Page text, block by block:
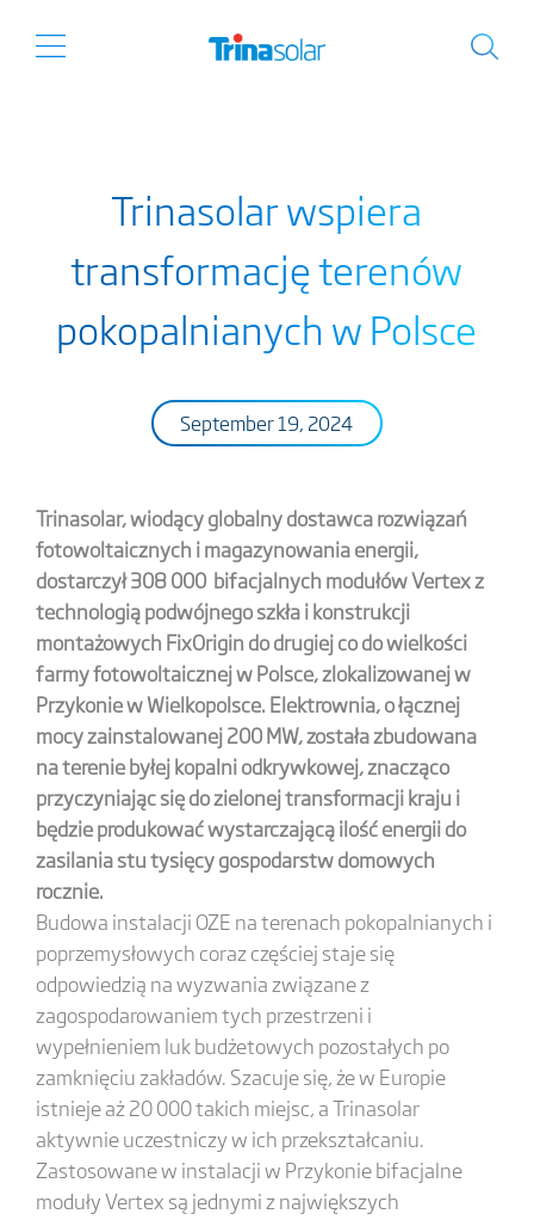
Trinasolar wspiera
transformację terenów
pokopalnianych w Polsce
September 19, 2024
Trinasolar, wiodący globalny dostawca rozwiązań
fotowoltaicznych i magazynowania energii,
dostarczył 308 000 bifacjalnych modułów Vertex z
technologią podwójnego szkła i konstrukcji
montażowych FixOrigin do drugiej co do wielkości
farmy fotowoltaicznej w Polsce, zlokalizowanej w
Przykonie w Wielkopolsce. Elektrownia, o łącznej
mocy zainstalowanej 200 MW, została zbudowana
na terenie byłej kopalni odkrywkowej, znacząco
przyczyniając się do zielonej transformacji kraju i
będzie produkować wystarczającą ilość energii do
zasilania stu tysięcy gospodarstw domowych
rocznie.
Budowa instalacji OZE na terenach pokopalnianych i
poprzemysłowych coraz częściej staje się
odpowiedzią na wyzwania związane z
zagospodarowaniem tych przestrzeni i
wypełnieniem luk budżetowych pozostałych po
zamknięciu zakładów. Szacuje się, że w Europie
istnieje aż 20 000 takich miejsc, a Trinasolar
aktywnie uczestniczy w ich przekształcaniu.
Zastosowane w instalacji w Przykonie bifacjalne
moduły Vertex są jednymi z największych